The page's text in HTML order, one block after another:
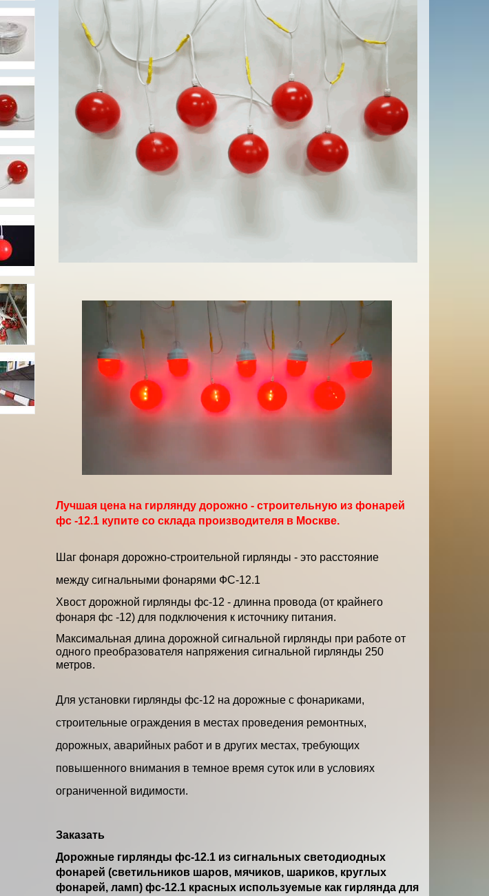
Лучшая цена на гирлянду дорожно - строительную из фонарей
фс -12.1 купите со склада производителя в Москве.
Шаг фонаря дорожно-строительной гирлянды - это расстояние
между сигнальными фонарями ФС-12.1
Хвост дорожной гирлянды фс-12 - длинна провода (от крайнего
фонаря фс -12) для подключения к источнику питания.
Максимальная длина дорожной сигнальной гирлянды при работе от
одного преобразователя напряжения сигнальной гирлянды 250
метров.
Для установки гирлянды фс-12 на дорожные с фонариками,
строительные ограждения в местах проведения ремонтных,
дорожных, аварийных работ и в других местах, требующих
повышенного внимания в темное время суток или в условиях
ограниченной видимости.
Заказать
Дорожные гирлянды фс-12.1 из сигнальных светодиодных
фонарей (светильников шаров, мячиков, шариков, круглых
фонарей, ламп) фс-12.1 красных используемые как гирлянда для